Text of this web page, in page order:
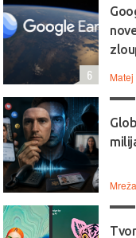
6
Mreža